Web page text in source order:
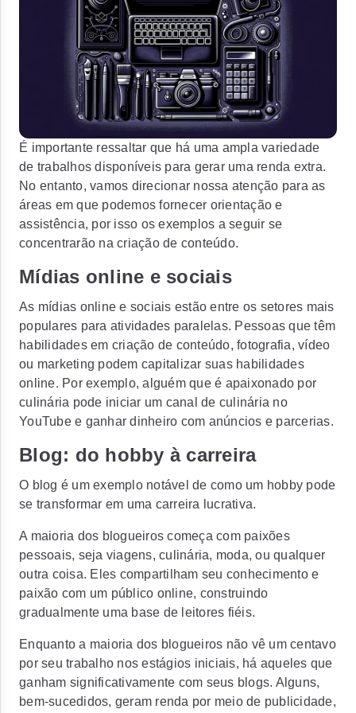
É importante ressaltar que há uma ampla variedade
de trabalhos disponíveis para gerar uma renda extra.
No entanto, vamos direcionar nossa atenção para as
áreas em que podemos fornecer orientação e
assistência, por isso os exemplos a seguir se
concentrarão na criação de conteúdo.
Mídias online e sociais
As mídias online e sociais estão entre os setores mais
populares para atividades paralelas. Pessoas que têm
habilidades em criação de conteúdo, fotografia, vídeo
ou marketing podem capitalizar suas habilidades
online. Por exemplo, alguém que é apaixonado por
culinária pode iniciar um canal de culinária no
YouTube e ganhar dinheiro com anúncios e parcerias.
Blog: do hobby à carreira
O blog é um exemplo notável de como um hobby pode
se transformar em uma carreira lucrativa.
A maioria dos blogueiros começa com paixões
pessoais, seja viagens, culinária, moda, ou qualquer
outra coisa. Eles compartilham seu conhecimento e
paixão com um público online, construindo
gradualmente uma base de leitores fiéis.
Enquanto a maioria dos blogueiros não vê um centavo
por seu trabalho nos estágios iniciais, há aqueles que
ganham significativamente com seus blogs. Alguns,
bem-sucedidos, geram renda por meio de publicidade,